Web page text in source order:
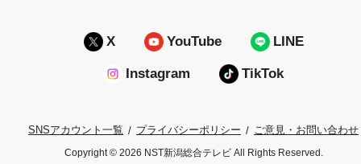
X YouTube LINE
Instagram TikTok
SNSアカウント一覧 プライバシーポリシー ご意見・お問い合わせ
Copyright © 2026 NST新潟総合テレビ All Rights Reserved.